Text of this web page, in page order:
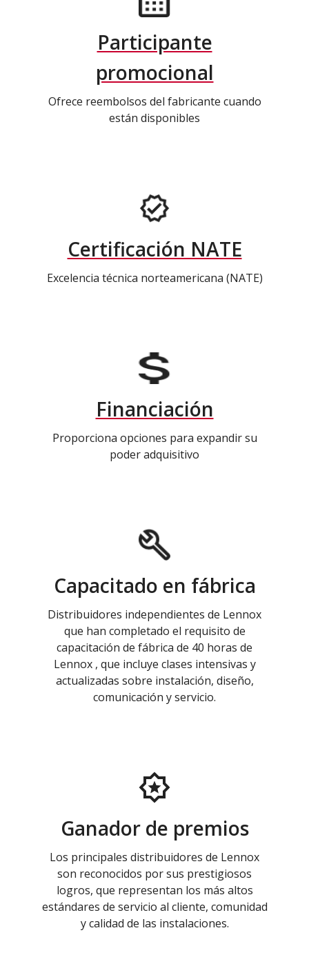
Participante
promocional
Ofrece reembolsos del fabricante cuando
están disponibles
Certificación NATE
Excelencia técnica norteamericana (NATE)
Financiación
Proporciona opciones para expandir su
poder adquisitivo
Capacitado en fábrica
Distribuidores independientes de Lennox
que han completado el requisito de
capacitación de fábrica de 40 horas de
Lennox , que incluye clases intensivas y
actualizadas sobre instalación, diseño,
comunicación y servicio.
Ganador de premios
Los principales distribuidores de Lennox
son reconocidos por sus prestigiosos
logros, que representan los más altos
estándares de servicio al cliente, comunidad
y calidad de las instalaciones.